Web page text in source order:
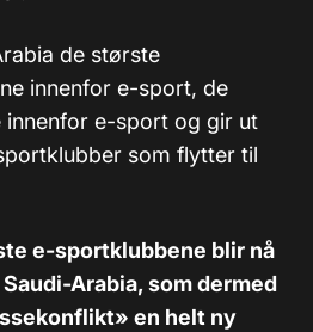
de største
innenfor e-sport, de
innenfor e-sport og gir ut
som flytter til
e-sportklubbene blir nå
Arabia, som dermed
en helt ny